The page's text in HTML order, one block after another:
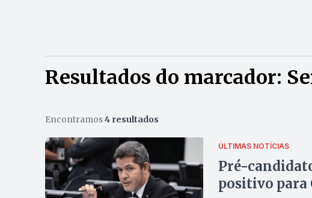
Resultados do marcador:
Encontramos4 resultados
ÚLTIMAS NOTÍCIAS
Pré-
positivo para